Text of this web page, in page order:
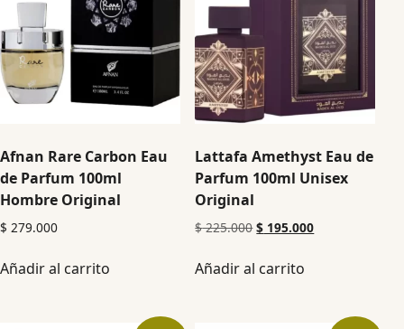
Afnan Rare Carbon Eau
de Parfum 100ml
Hombre Original
$ 279.000
Añadir al carrito
Lattafa Amethyst Eau de
Parfum 100ml Unisex
Original
$225.000 $ 195.000
Añadir al carrito